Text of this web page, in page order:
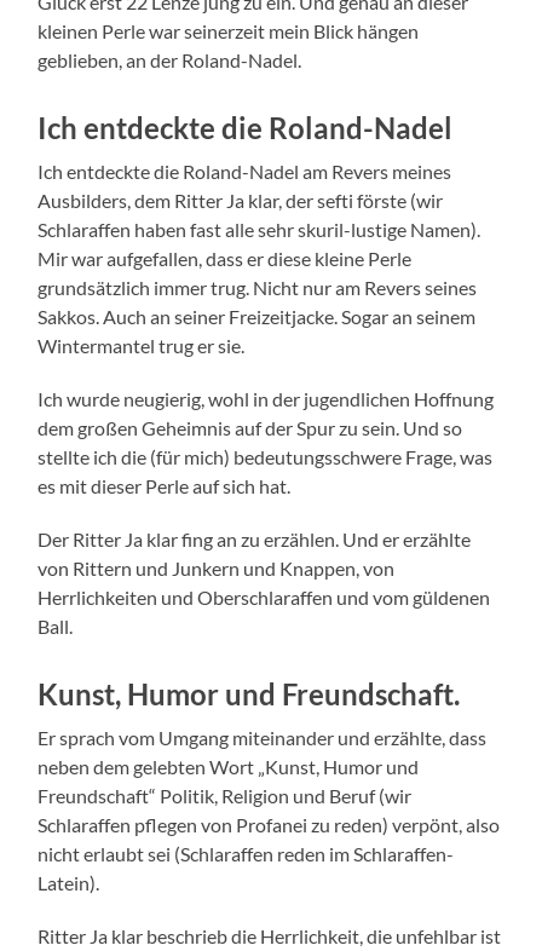
kleinen Perle war seinerzeit mein Blick hängen
geblieben, an der Roland-Nadel.
Ich entdeckte die Roland-Nadel
Ich entdeckte die Roland-Nadel am Revers meines
Ausbilders, dem Ritter Ja klar, der sefti förste (wir
Schlaraffen haben fast alle sehr skuril-lustige Namen).
Mir war aufgefallen, dass er diese kleine Perle
grundsätzlich immer trug. Nicht nur am Revers seines
Sakkos. Auch an seiner Freizeitjacke. Sogar an seinem
Wintermantel trug er sie.
Ich wurde neugierig, wohl in der jugendlichen Hoffnung
dem großen Geheimnis auf der Spur zu sein. Und so
stellte ich die (für mich) bedeutungsschwere Frage, was
es mit dieser Perle auf sich hat.
Der Ritter Ja klar fing an zu erzählen. Und er erzählte
von Rittern und Junkern und Knappen, von
Herrlichkeiten und Oberschlaraffen und vom güldenen
Ball.
Kunst, Humor und Freundschaft.
Er sprach vom Umgang miteinander und erzählte, dass
neben dem gelebten Wort „Kunst, Humor und
Freundschaft“ Politik, Religion und Beruf (wir
Schlaraffen pflegen von Profanei zu reden) verpönt, also
nicht erlaubt sei (Schlaraffen reden im Schlaraffen-
Latein).
Ritter Ja klar beschrieb die Herrlichkeit, die unfehlbar ist